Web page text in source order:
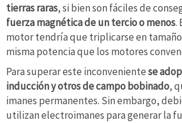
tierras raras, si bien son fáciles de
fuerza magnética de un tercio o menos.
motor tendría que triplicarse en tamaño
misma potencia que los motores
Para superar este inconvenientese
inducción y otros de campo bobinado,
imanes permanentes. Sin embargo,
utilizan electroimanes para generar la